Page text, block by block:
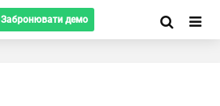
Забронювати демо